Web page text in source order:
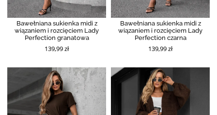
Bawełniana sukienka midi z
wiązaniem i rozcięciem Lady
Perfection granatowa
139,99 zł
Bawełniana sukienka midi z
wiązaniem i rozcięciem Lady
Perfection czarna
139,99 zł